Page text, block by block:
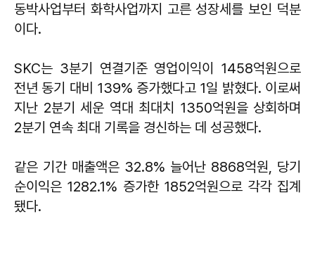
동박사업부터 화학사업까지 고른 성장세를 보인 덕분
이다.
SKC는 3분기 연결기준 영업이익이 1458억원으로
전년 동기 대비 139% 증가했다고 1일 밝혔다. 이로써
지난 2분기 세운 역대 최대치 1350억원을 상회하며
2분기 연속 최대 기록을 경신하는 데 성공했다.
같은 기간 매출액은 32.8% 늘어난 8868억원, 당기
순이익은 1282.1% 증가한 1852억원으로 각각 집계
됐다.